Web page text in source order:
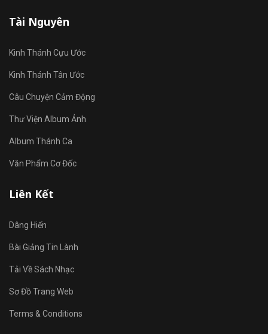
Tài Nguyên
Kinh Thánh Cựu Ước
Kinh Thánh Tân Ước
Câu Chuyện Cảm Động
Thư Viện Album Ảnh
Album Thánh Ca
Văn Phẩm Cơ Đốc
Liên Kết
Dâng Hiến
Bài Giảng Tin Lành
Tải Về Sách Nhạc
Sơ Đồ Trang Web
Terms & Conditions